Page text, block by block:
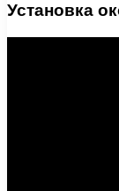
Установка